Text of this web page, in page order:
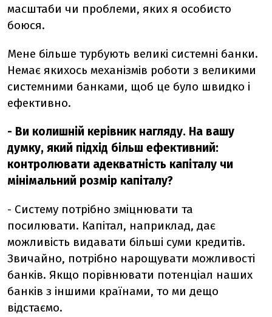
масштаби чи проблеми, яких я особисто
боюся.
Мене більше турбують великі системні банки.
Немає якихось механізмів роботи з великими
системними банками, щоб це було швидко і
ефективно.
- Ви колишній керівник нагляду. На вашу
думку, який підхід більш ефективний:
контролювати адекватність капіталу чи
мінімальний розмір капіталу?
- Систему потрібно зміцнювати та
посилювати. Капітал, наприклад, дає
можливість видавати більші суми кредитів.
Звичайно, потрібно нарощувати можливості
банків. Якщо порівнювати потенціал наших
банків з іншими країнами, то ми дещо
відстаємо.